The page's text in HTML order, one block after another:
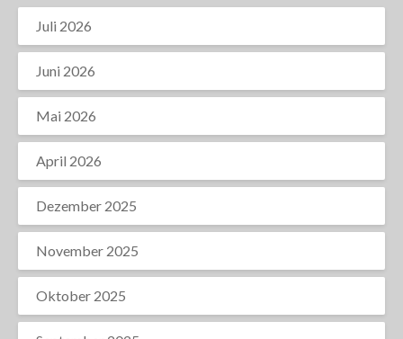
Juli 2026
Juni 2026
Mai 2026
April 2026
Dezember 2025
November 2025
Oktober 2025